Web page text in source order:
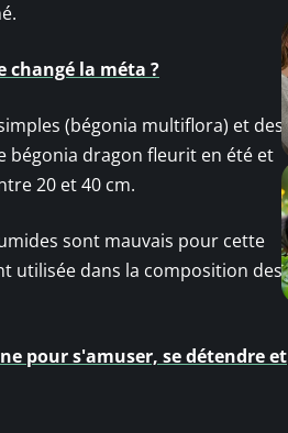
changé la méta ?
(bégonia multiflora) et des
bégonia dragon fleurit en été et
20 et 40 cm.
sont mauvais pour cette
utilisée dans la composition des
pour s'amuser, se détendre et